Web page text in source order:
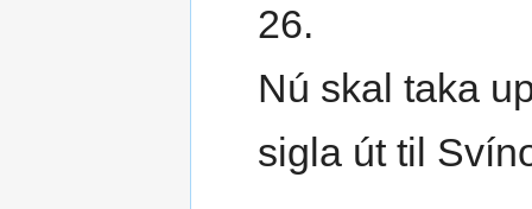
26.
Nú skal taka
sigla út til